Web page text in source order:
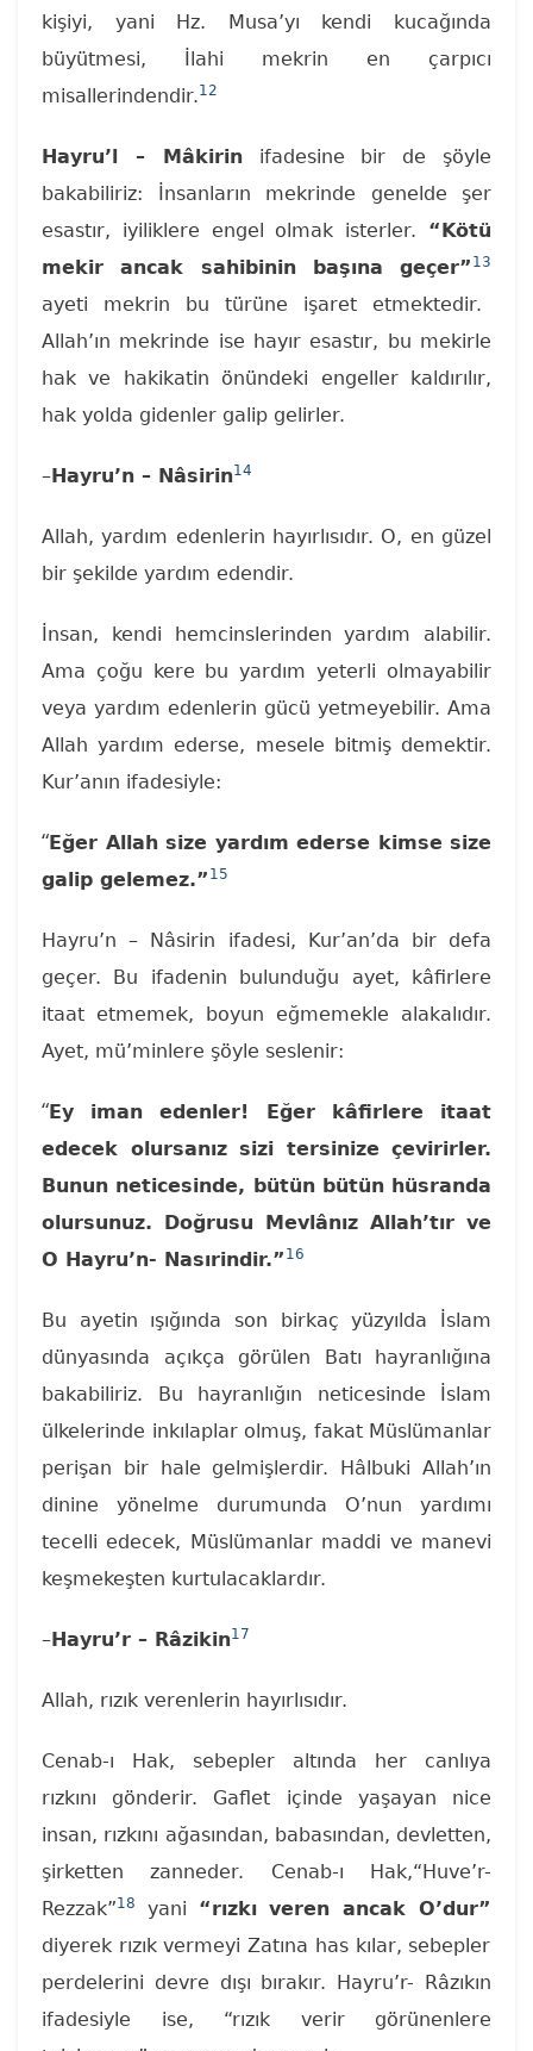
kişiyi, yani Hz. Musa’yı kendi kucağında
büyütmesi, İlahi mekrin en çarpıcı
misallerindendir.12
Hayru’l – Mâkirinifadesine bir de şöyle
bakabiliriz: İnsanların mekrinde genelde şer
esastır, iyiliklere engel olmak isterler. “Kötü
mekir ancak sahibinin başına geçer” 13
ayeti mekrin bu türüne işaret etmektedir.
Allah’ın mekrinde ise hayır esastır, bu mekirle
hak ve hakikatin önündeki engeller kaldırılır,
hak yolda gidenler galip gelirler.
–Hayru’n – Nâsirin14
Allah, yardım edenlerin hayırlısıdır. O, en güzel
bir şekilde yardım edendir.
İnsan, kendi hemcinslerinden yardım alabilir.
Ama çoğu kere bu yardım yeterli olmayabilir
veya yardım edenlerin gücü yetmeyebilir. Ama
Allah yardım ederse, mesele bitmiş demektir.
Kur’anın ifadesiyle:
“Eğer Allah size yardım ederse kimse size
galip gelemez.” 15
Hayru’n – Nâsirin ifadesi, Kur’an’da bir defa
geçer. Bu ifadenin bulunduğu ayet, kâfirlere
itaat etmemek, boyun eğmemekle alakalıdır.
Ayet, mü’minlere şöyle seslenir:
“Ey iman edenler! Eğer kâfirlere itaat
edecek olursanız sizi tersinize çevirirler.
Bunun neticesinde, bütün bütün hüsranda
olursunuz. Doğrusu Mevlânız Allah’tır ve
O Hayru’n- Nasırindir.” 16
Bu ayetin ışığında son birkaç yüzyılda İslam
dünyasında açıkça görülen Batı hayranlığına
bakabiliriz. Bu hayranlığın neticesinde İslam
ülkelerinde inkılaplar olmuş, fakat Müslümanlar
perişan bir hale gelmişlerdir. Hâlbuki Allah’ın
dinine yönelme durumunda O’nun yardımı
tecelli edecek, Müslümanlar maddi ve manevi
keşmekeşten kurtulacaklardır.
–Hayru’r – Râzikin17
Allah, rızık verenlerin hayırlısıdır.
Cenab-ı Hak, sebepler altında her canlıya
rızkını gönderir. Gaflet içinde yaşayan nice
insan, rızkını ağasından, babasından, devletten,
şirketten zanneder. Cenab-ı Hak,“Huve’r-
Rezzak”18 yani “rızkı veren ancak O’dur”
diyerek rızık vermeyi Zatına has kılar, sebepler
perdelerini devre dışı bırakır. Hayru’r- Râzıkın
ifadesiyle ise, “rızık verir görünenlere